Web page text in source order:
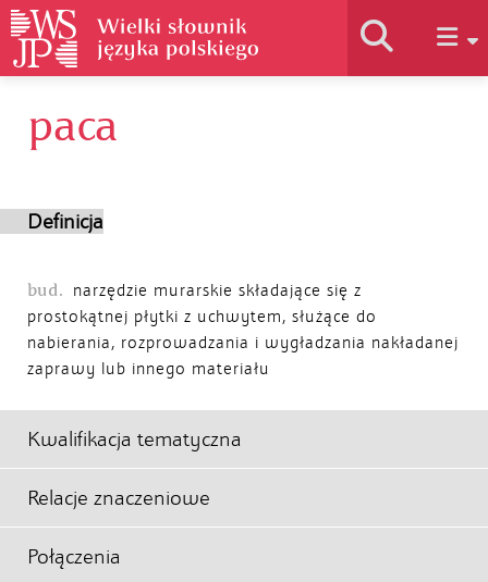
Autorzy
paca
Definicja
bud.
narzędzie murarskie składające się z
prostokątnej płytki z uchwytem, służące do
nabierania, rozprowadzania i wygładzania nakładanej
zaprawy lub innego materiału
Kwalifikacja tematyczna
Relacje znaczeniowe
Połączenia